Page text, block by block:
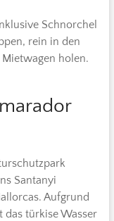
Schnorchel
rein in den
holen.
Santanyi
Aufgrund
das türkise Wasser